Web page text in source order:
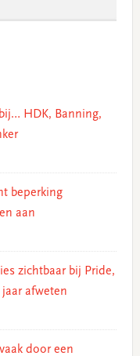
HDK, Banning,
beperking
aan
zichtbaar bij Pride,
afweten
door een